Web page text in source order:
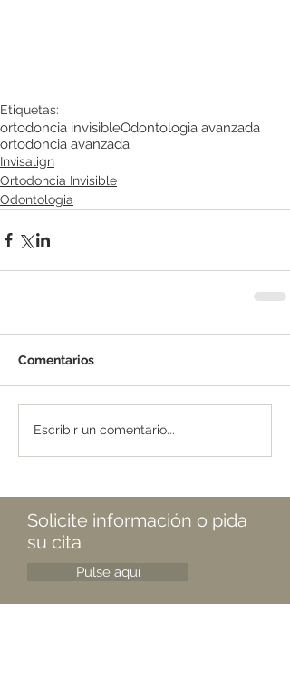
Etiquetas:
ortodoncia invisibleOdontologia avanzada
ortodoncia avanzada
Invisalign
Ortodoncia Invisible
Odontologia
Comentarios
Escribir un comentario...
Solicite información o pida
su cita
Pulse aquí